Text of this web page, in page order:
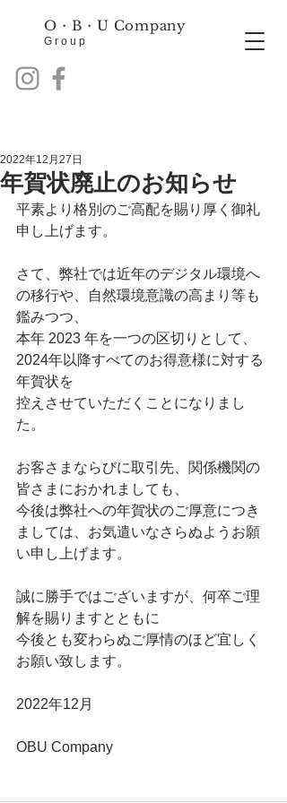
O・B・ U Company
Group
年賀状廃止のお知らせ
2022年12月27日
平素より格別のご高配を賜り厚く御礼
申し上げます。
さて、弊社では近年のデジタル環境へ
の移行や、自然環境意識の高まり等も
鑑みつつ、
本年 2023 年を一つの区切りとして、
2024年以降すべてのお得意様に対する
年賀状を
控えさせていただくことになりまし
た。
お客さまならびに取引先、関係機関の
皆さまにおかれましても、
今後は弊社への年賀状のご厚意につき
ましては、お気遣いなさらぬようお願
い申し上げます。
誠に勝手ではございますが、何卒ご理
解を賜りますとともに
今後とも変わらぬご厚情のほど宜しく
お願い致します。
2022年12月
OBU Company